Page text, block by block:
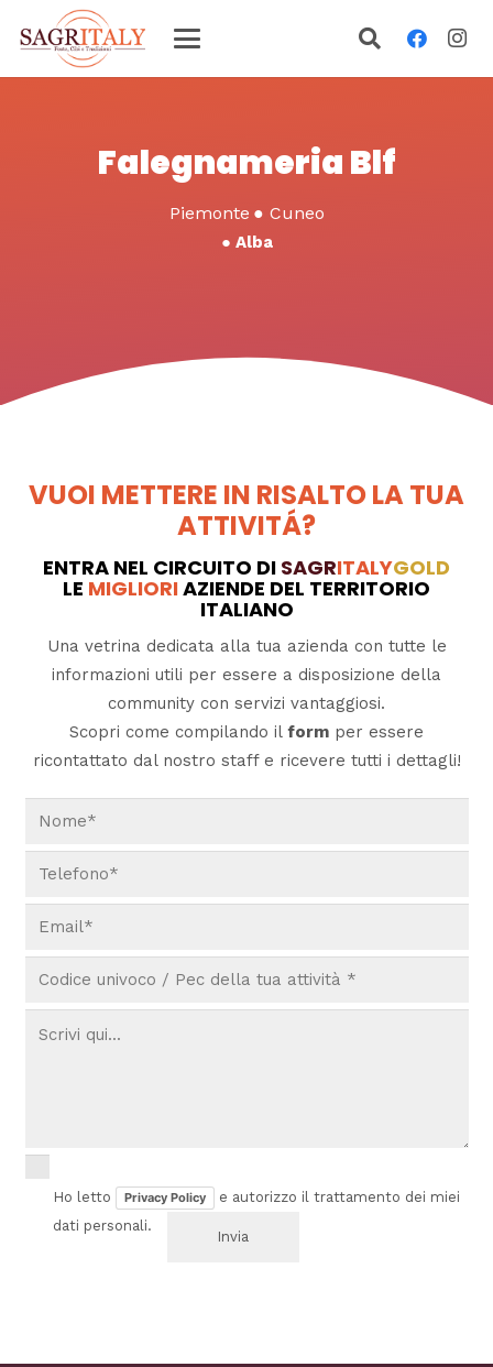
Falegnameria Blf
Piemonte ● Cuneo
● Alba
VUOI METTERE IN RISALTO LA TUA
ATTIVITÁ?
ENTRA NEL CIRCUITO DI SAGRITALYGOLD
LE MIGLIORIAZIENDE DEL TERRITORIO
ITALIANO
Una vetrina dedicata alla tua azienda con tutte le
informazioni utili per essere a disposizione della
community con servizi vantaggiosi.
Scopri come compilando il form per essere
ricontattato dal nostro staff e ricevere tutti i dettagli!
Ho letto Privacy Policy
e autorizzo il trattamento dei miei
dati personali.